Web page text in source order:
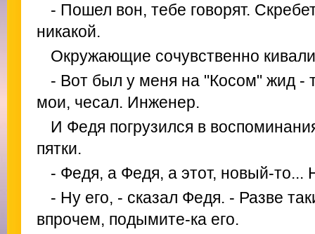
- Пошел вон, тебе говорят.
никакой.
Окружающие сочувственно
- Вот был у меня на "Косом" жид -
мои, чесал. Инженер.
И Федя погрузился в
пятки.
- Федя, а Федя, а этот, новый-то...
- Ну его, - сказал Федя. - Разве
впрочем, подымите-ка его.